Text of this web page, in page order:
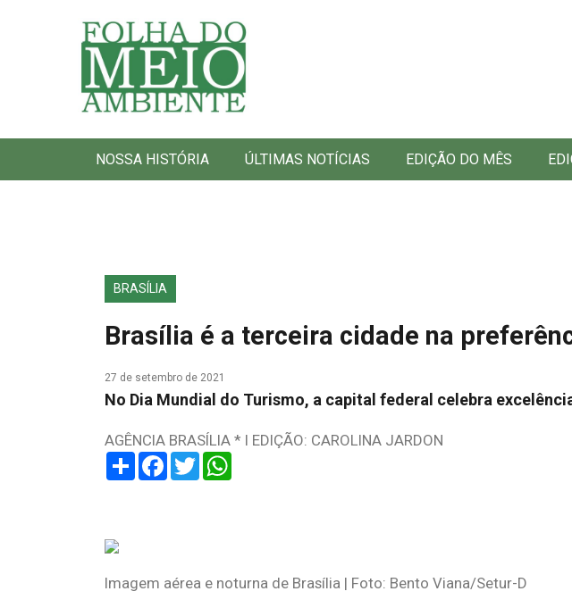
Folha do Meio Ambiente
NOSSA HISTÓRIA ÚLTIMAS NOTÍCIAS EDIÇÃO DO MÊS
BRASÍLIA
Brasília é a terceira cidade na
27 de setembro de 2021
No Dia Mundial do Turismo, a capital federal celebra
AGÊNCIA BRASÍLIA * I EDIÇÃO: CAROLINA JARDON
ShareFacebook
Twitter
Imagem aérea e noturna de Brasília | Foto: Bento Viana/Setur-D